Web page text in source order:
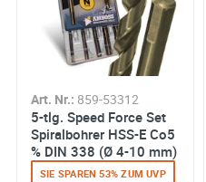
Art. Nr.: 859-53312
5-tlg. Speed Force Set
Spiralbohrer HSS-E Co5
% DIN 338 (Ø 4-10 mm)
SIE SPAREN 53% ZUM UVP